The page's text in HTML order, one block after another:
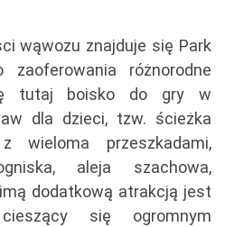
wąwozu znajduje się Park
zaoferowania różnorodne
tutaj boisko do gry w
dla dzieci, tzw. ścieżka
wieloma przeszkadami,
aleja szachowa,
dodatkową atrakcją jest
się ogromnym